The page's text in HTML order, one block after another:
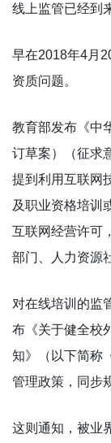
线上监管已经到
早在2018年4月
资质问题。
教育部发布《中
订草案）（征求
提到利用互联网
及职业资格培训
互联网经营许可
部门、人力资源
对在线培训的监
布《关于健全校
知》（以下简称
管理政策，同步
这则通知，被业